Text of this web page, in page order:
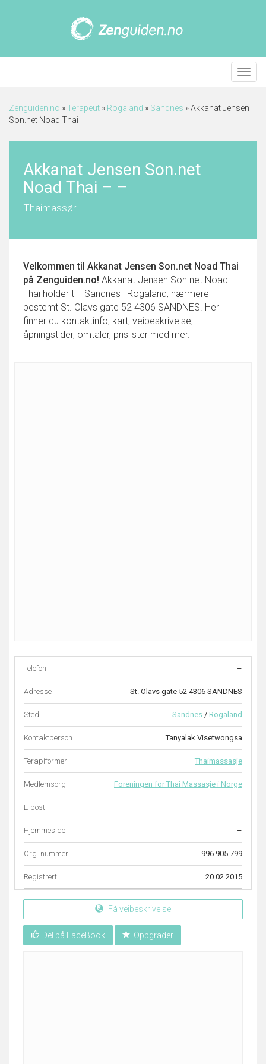
Meny
Zenguiden.no »Terapeut » Rogaland » Sandnes »Akkanat Jensen
Son.net Noad Thai
Akkanat Jensen Son.net
Noad Thai – –
Thaimassør
Velkommen til Akkanat Jensen Son.net Noad Thai
på Zenguiden.no! Akkanat Jensen Son.net Noad
Thai holder til i Sandnes i Rogaland, nærmere
bestemt St. Olavs gate 52 4306 SANDNES. Her
finner du kontaktinfo, kart, veibeskrivelse,
åpningstider, omtaler, prislister med mer.
Telefon –
Adresse St. Olavs gate 52 4306 SANDNES
Sted Sandnes / Rogaland
Kontaktperson Tanyalak Visetwongsa
Terapiformer Thaimassasje
Medlemsorg. Foreningen for Thai Massasje i Norge
E-post –
Hjemmeside –
Org. nummer 996 905 799
Registrert 20.02.2015
Få veibeskrivelse
Del på FaceBook Oppgrader